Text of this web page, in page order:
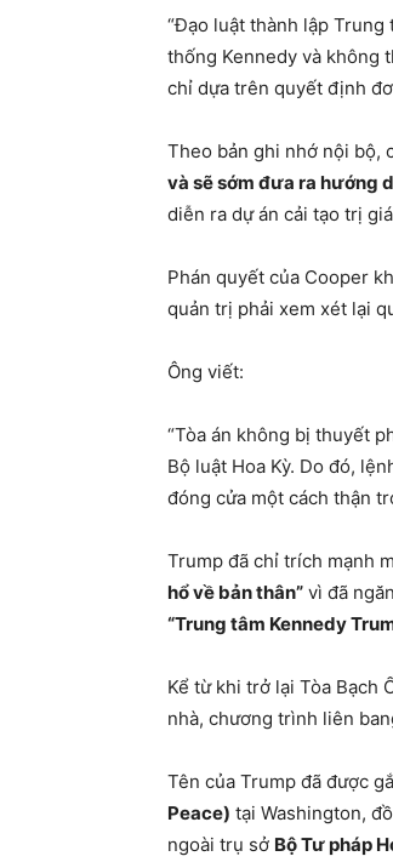
“Đạo luật thành lập
thống Kennedy và không
chỉ dựa trên quyết định
Theo bản ghi nhớ nội bộ,
và sẽ sớm đưa ra hướng
diễn ra dự án cải tạo trị giá
Phán quyết của Cooper
quản trị phải xem xét lại
Ông viết:
“Tòa án không bị thuyết
Bộ luật Hoa Kỳ. Do đó,
đóng cửa một cách thận
Trump đã chỉ trích mạnh
hổ về bản thân” vì đã
“Trung tâm Kennedy
Kể từ khi trở lại Tòa Bạch
nhà, chương trình liên
Tên của Trump đã được
Peace) tại Washington,
ngoài trụ sở Bộ Tư pháp